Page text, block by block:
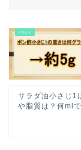
サラダ油小さじ1
や脂質は？何ml